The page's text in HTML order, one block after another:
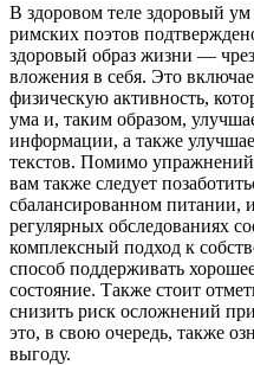
В здоровом теле здоровый
римских поэтов
здоровый образ жизни —
вложения в себя. Это
физическую активность,
ума и, таким образом,
информации, а также
текстов. Помимо
вам также следует
сбалансированном питании,
регулярных обследованиях
комплексный подход к
способ поддерживать
состояние. Также стоит
снизить риск осложнений
это, в свою очередь, также
выгоду.